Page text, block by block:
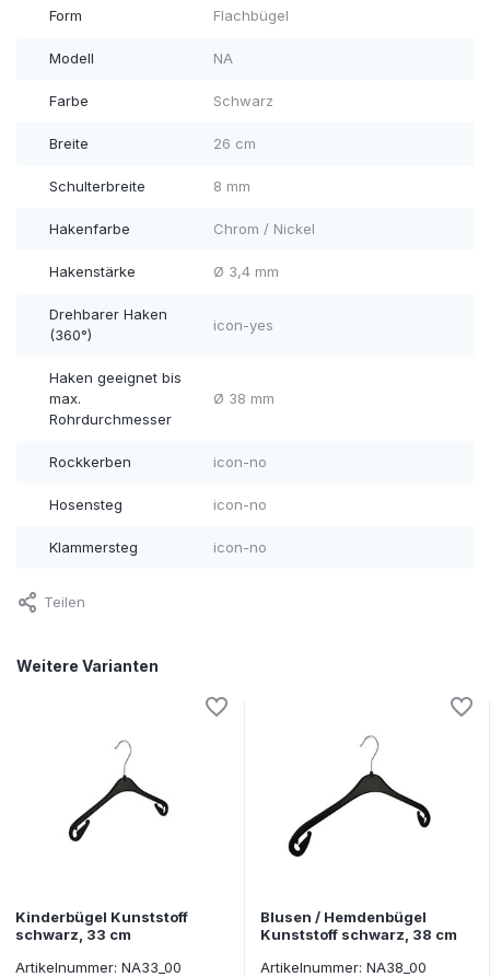
Form Flachbügel
Modell NA
Farbe Schwarz
Breite 26 cm
Schulterbreite 8 mm
Hakenfarbe Chrom / Nickel
Hakenstärke Ø 3,4 mm
Drehbarer Haken
(360°)
icon-yes
Haken geeignet bis
max.
Rohrdurchmesser
Ø 38 mm
Rockkerben icon-no
Hosensteg icon-no
Klammersteg icon-no
Teilen
Weitere Varianten
Kinderbügel Kunststoff
schwarz, 33 cm
Artikelnummer: NA33_00
Blusen / Hemdenbügel
Kunststoff schwarz, 38 cm
Artikelnummer: NA38_00